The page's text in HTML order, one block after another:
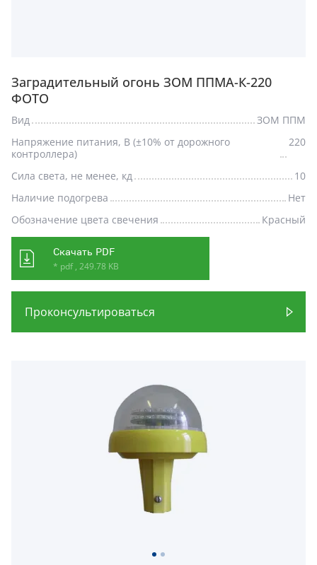
Заградительный огонь ЗОМ ППМА-К-220
ФОТО
Вид
ЗОМ ППМ
Напряжение питания, В (±10% от дорожного
контроллера)
220
Сила света, не менее, кд
10
Наличие подогрева
Нет
Обозначение цвета свечения
Красный
Скачать PDF
* pdf , 249.78 KB
Проконсультироваться